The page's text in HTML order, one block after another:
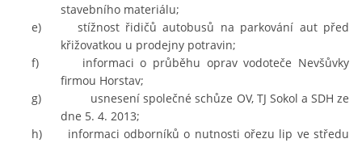
© 2026 eStránky.cz | Aktualizováno: 20. 7. 2026
stavebního materiálu;
e) stížnost řidičů autobusů na parkování aut před
křižovatkou u prodejny potravin;
f) informaci o průběhu oprav vodoteče Nevšůvky
firmou Horstav;
g) usnesení společné schůze OV, TJ Sokol a SDH ze
dne 5. 4. 2013;
h) informaci odborníků o nutnosti ořezu lip ve středu